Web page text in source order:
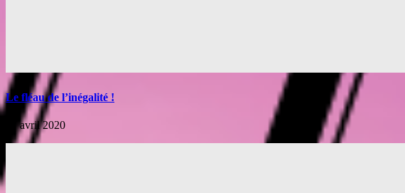
Le fléau de l’inégalité !
27 avril 2020